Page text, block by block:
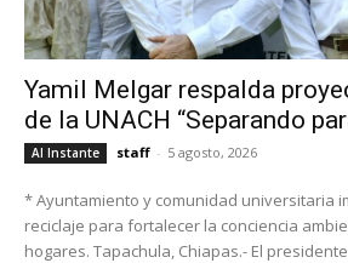
Yamil Melgar respalda
de la UNACH “Separando
Al Instante staff - 5 agosto, 2026
* Ayuntamiento y comunidad universitaria
reciclaje para fortalecer la conciencia
hogares. Tapachula, Chiapas.- El